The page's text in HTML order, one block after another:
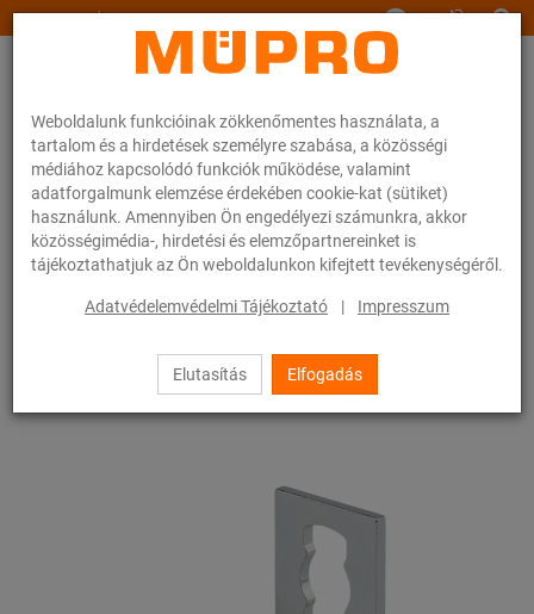
Weboldalunk funkcióinak zökkenőmentes használata, a
tartalom és a hirdetések személyre szabása, a közösségi
médiához kapcsolódó funkciók működése, valamint
adatforgalmunk elemzése érdekében cookie-kat (sütiket)
használunk. Amennyiben Ön engedélyezi számunkra, akkor
közösségimédia-, hirdetési és elemzőpartnereinket is
tájékoztathatjuk az Ön weboldalunkon kifejtett tevékenységéről.
Adatvédelemvédelmi Tájékoztató | Impresszum
Elutasítás Elfogadás
www.muepro.hu
Webáruhàz Rögzítéstechnika
Légtechnika
Szerelősínek szellőzőcsövek rögzítéséhez
MPR-rendszersínek (kis és közepes terheléshez)